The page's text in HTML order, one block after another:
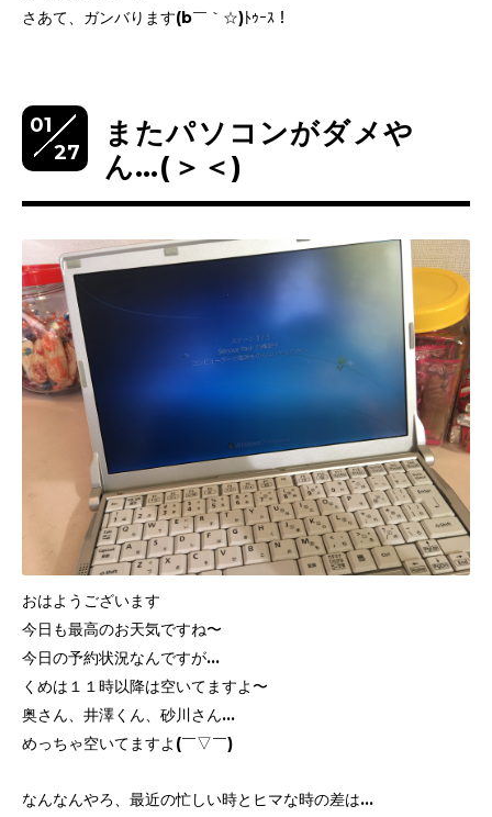
さあて、ガンバります(b￣｀☆)ﾄｩｰｽ！
01
27
またパソコンがダメや
ん…(＞＜)
おはようございます
今日も最高のお天気ですね〜
今日の予約状況なんですが…
くめは１１時以降は空いてますよ〜
奥さん、井澤くん、砂川さん…
めっちゃ空いてますよ(￣▽￣)
なんなんやろ、最近の忙しい時とヒマな時の差は…